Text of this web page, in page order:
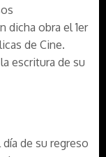
dicha obra el 1er
de Cine.
escritura de su
de su regreso